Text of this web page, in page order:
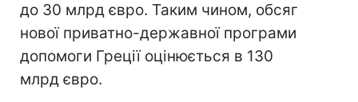
до 30 млрд євро. Таким чином, обсяг
нової приватно-державної програми
допомоги Греції оцінюється в 130
млрд євро.